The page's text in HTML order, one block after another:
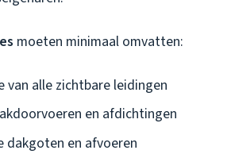
moeten minimaal omvatten:
van alle zichtbare leidingen
en afdichtingen
dakgoten en afvoeren